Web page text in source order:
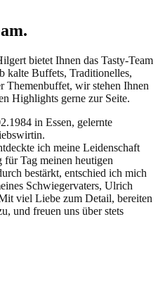
bietet Ihnen das Tasty-Team
kalte Buffets, Traditionelles,
Themenbuffet, wir stehen Ihnen
Highlights gerne zur Seite.
in Essen, gelernte
ich meine Leidenschaft
für Tag meinen heutigen
bestärkt, entschied ich mich
Schwiegervaters, Ulrich
viel Liebe zum Detail, bereiten
und freuen uns über stets